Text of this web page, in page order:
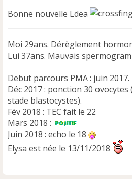
Bonne nouvelle Ldea
Moi 29ans. Dérèglement
Lui 37ans. Mauvais
Debut parcours PMA : juin 2017.
Déc 2017 : ponction 30
stade blastocystes).
Fév 2018 : TEC fait le 22
Mars 2018 :
Juin 2018 : echo le 18
Elysa est née le 13/11/2018